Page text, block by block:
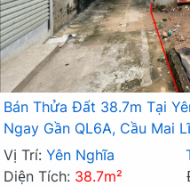
Bán Thửa Đất 38.7m Tại
Ngay Gần QL6A, Cầu Mai
Vị Trí: Yên Nghĩa
Diện Tích: 38.7m²